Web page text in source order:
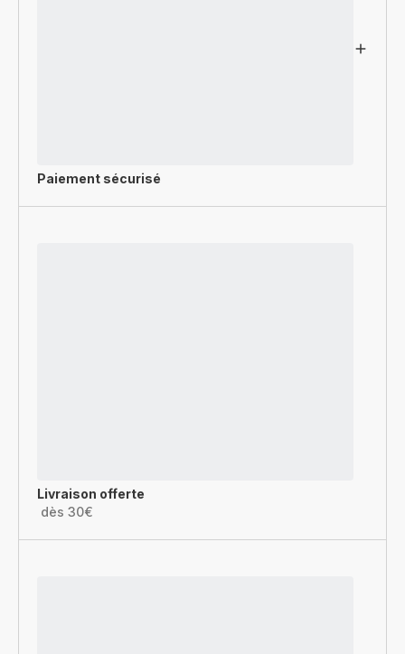
Paiement sécurisé
Livraison offerte
dès 30€